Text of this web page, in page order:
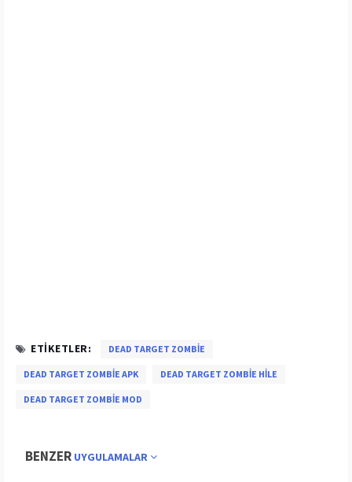
ETIKETLER: DEAD TARGET ZOMBIE
DEAD TARGET ZOMBIE APK DEAD TARGET ZOMBIE HILE
DEAD TARGET ZOMBIE MOD
BENZER UYGULAMALAR